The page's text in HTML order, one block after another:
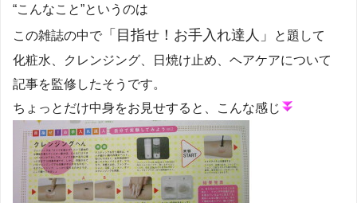
“こんなこと”というのは
この雑誌の中で 「目指せ！お手入れ達人」
と題して
化粧水、クレンジング、日焼け止め、ヘアケアについて
記事を監修したそうです。
ちょっとだけ中身をお見せすると、こんな感じ